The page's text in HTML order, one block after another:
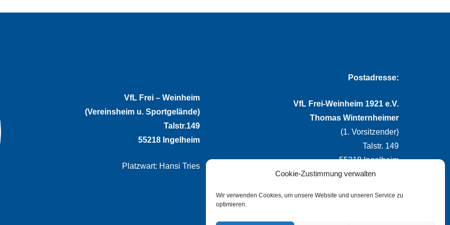
Cookie-Zustimmung verwalten
Wir verwenden Cookies, um unsere Website und unseren Service zu
optimieren.
VfL Frei – Weinheim
(Vereinsheim u. Sportgelände)
Talstr.149
55218 Ingelheim
Platzwart: Hansi Tries
Postadresse:
VfL Frei-Weinheim 1921 e.V.
Thomas Winternheimer
(1. Vorsitzender)
Talstr. 149
55218 Ingelheim